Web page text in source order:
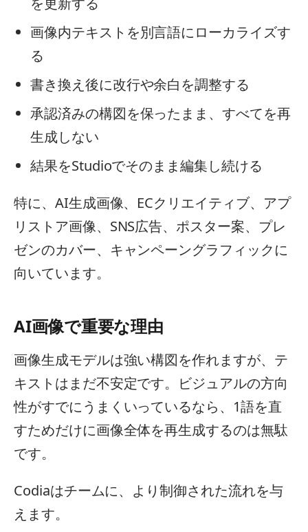
画像内テキストを別言語にローカライズす
る
書き換え後に改行や余白を調整する
承認済みの構図を保ったまま、すべてを再
生成しない
結果をStudioでそのまま編集し続ける
特に、AI生成画像、ECクリエイティブ、アプ
リストア画像、SNS広告、ポスター案、プレ
ゼンのカバー、キャンペーングラフィックに
向いています。
AI画像で重要な理由
画像生成モデルは強い構図を作れますが、テ
キストはまだ不安定です。ビジュアルの方向
性がすでにうまくいっているなら、1語を直
すためだけに画像全体を再生成するのは無駄
です。
Codiaはチームに、より制御された流れを与
えます。